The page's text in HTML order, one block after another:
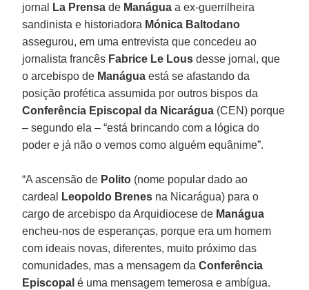
jornal
La Prensa de Manágua a ex-guerrilheira
sandinista e historiadora Mónica Baltodano
assegurou, em uma entrevista que concedeu ao
jornalista francês Fabrice Le Lous desse jornal, que
o arcebispo de Manágua está se afastando da
posição profética assumida por outros bispos da
Conferência Episcopal da Nicarágua (CEN) porque
– segundo ela – “está brincando com a lógica do
poder e já não o vemos como alguém equânime”.
“A ascensão de Polito (nome popular dado ao
cardeal
Leopoldo Brenes na Nicarágua) para o
cargo de arcebispo da Arquidiocese de Manágua
encheu-nos de esperanças, porque era um homem
com ideais novas, diferentes, muito próximo das
comunidades, mas a mensagem daConferência
Episcopal é uma mensagem temerosa e ambígua.